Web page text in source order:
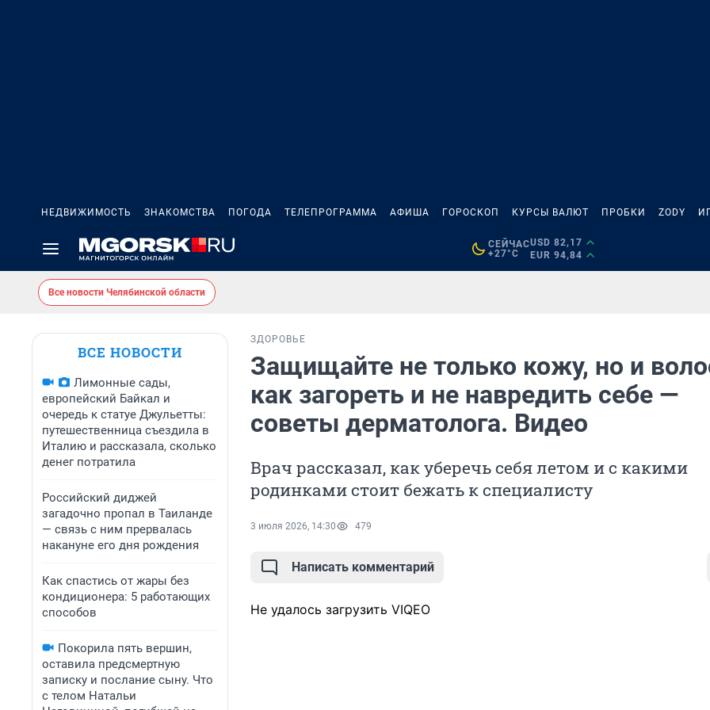
НЕДВИЖИМОСТЬ ЗНАКОМСТВА ПОГОДА ТЕЛЕПРОГРАММА АФИША ГОРОСКОП КУРСЫ ВАЛЮТ ПРОБКИ ZODY
СЕЙЧАС
+27°C
USD 82,17
EUR 94,84
Все новости Челябинской области
ВСЕ НОВОСТИ
Лимонные сады,
европейский Байкал и
очередь к статуе Джульетты:
путешественница съездила в
Италию и рассказала, сколько
денег потратила
Российский диджей
загадочно пропал в Таиланде
— связь с ним прервалась
накануне его дня рождения
Как спастись от жары без
кондиционера: 5 работающих
способов
Покорила пять вершин,
оставила предсмертную
записку и послание сыну. Что
с телом Натальи
ЗДОРОВЬЕ
Защищайте не только кожу, но и
как загореть и не навредить себе —
советы дерматолога. Видео
Врач рассказал, как уберечь себя летом и с какими
родинками стоит бежать к специалисту
3 июля 2026, 14:30 479
Написать комментарий
Не удалось загрузить VIQEO